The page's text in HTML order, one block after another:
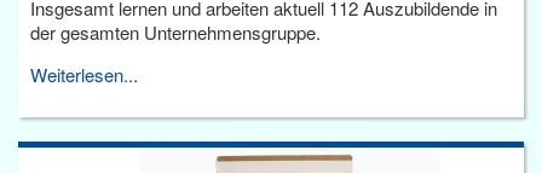
Insgesamt lernen und arbeiten aktuell 112 Auszubildende in
der gesamten Unternehmensgruppe.
Weiterlesen...